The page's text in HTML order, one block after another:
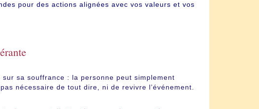
pour des actions alignées avec vos valeurs et vos
sa souffrance : la personne peut simplement
nécessaire de tout dire, ni de revivre l’événement.